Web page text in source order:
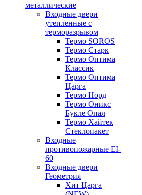
металлические
Входные двери
утепленные с
терморазрывом
Термо SOROS
Термо Старк
Термо Оптима
Классик
Термо Оптима
Царга
Термо Норд
Термо Оникс
Букле Опал
Термо Хайтек
Стеклопакет
Входные
противопожарные EI-
60
Входные двери
Геометрия
Хит Царга